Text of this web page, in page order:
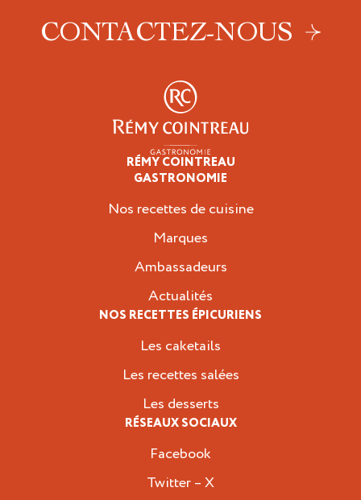
CONTACTEZ-NOUS
RÉMY COINTREAU
GASTRONOMIE
Nos recettes de cuisine
Marques
Ambassadeurs
Actualités
NOS RECETTES ÉPICURIENS
Les caketails
Les recettes salées
Les desserts
RÉSEAUX SOCIAUX
Facebook
Twitter – X